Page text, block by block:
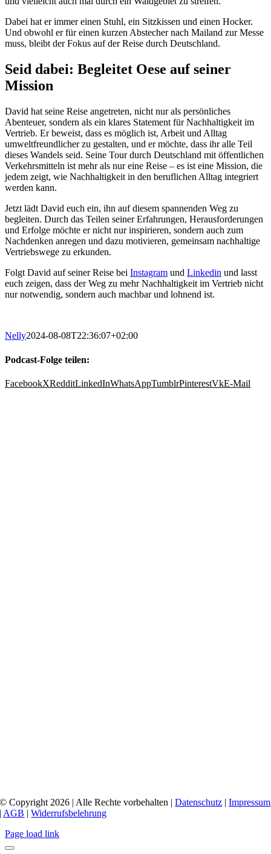
Dabei hat er immer einen Stuhl, ein Sitzkissen und einen Hocker.
Und obwohl er für einen kurzen Abstecher nach Mailand zur Messe
muss, bleibt der Fokus auf der Reise durch Deutschland.
Seid dabei: Begleitet Oese auf seiner
Mission
David hat seine Reise angetreten, nicht nur als persönliches
Abenteuer, sondern als ein klares Statement für Nachhaltigkeit im
Vertrieb. Er beweist, dass es möglich ist, Arbeit und Alltag
umweltfreundlicher zu gestalten, und er möchte, dass ihr alle Teil
dieses Wandels seid. Seine Tour durch Deutschland mit öffentlichen
Verkehrsmitteln ist mehr als nur eine Reise – es ist eine Mission, die
jedem zeigt, wie Nachhaltigkeit in den beruflichen Alltag integriert
werden kann.
Jetzt lädt David euch ein, ihn auf diesem spannenden Weg zu
begleiten. Durch das Teilen seiner Erfahrungen, Herausforderungen
und Erfolge möchte er nicht nur inspirieren, sondern auch zum
Nachdenken anregen und dazu motivieren, gemeinsam nachhaltige
Vertriebswege zu erkunden.
Folgt David auf seiner Reise bei Instagram und Linkedin und lasst
euch zeigen, dass der Weg zu mehr Nachhaltigkeit im Vertrieb nicht
nur notwendig, sondern auch machbar und lohnend ist.
Nelly2024-08-08T22:36:07+02:00
Podcast-Folge teilen:
FacebookXRedditLinkedInWhatsAppTumblrPinterestVkE-Mail
© Copyright 2026 | Alle Rechte vorbehalten |Datenschutz |Impressum
| AGB |Widerrufsbelehrung
Page load link